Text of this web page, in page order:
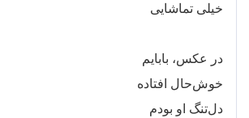
خیلی تماشایی
در عکس، بابایم
خوشحال افتاده
دلتنگ او بودم